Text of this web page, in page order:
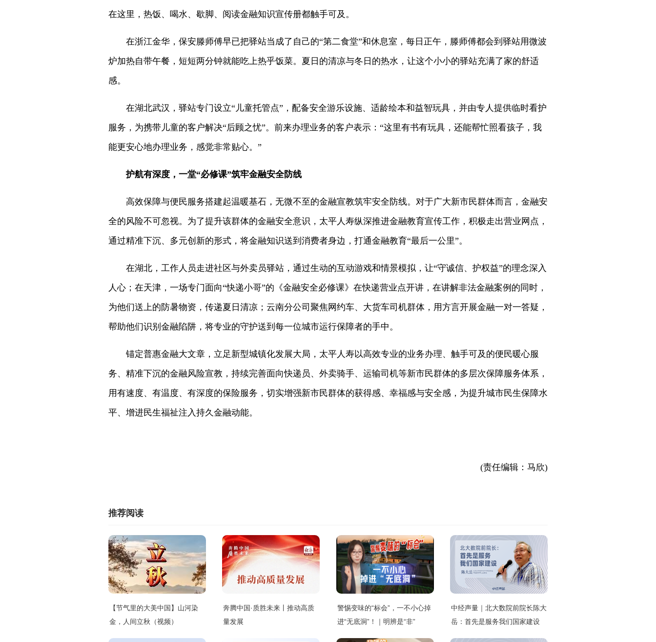
在这里，热饭、喝水、歇脚、阅读金融知识宣传册都触手可及。
在浙江金华，保安滕师傅早已把驿站当成了自己的“第二食堂”和休息室，每日正午，滕师傅都会到驿站用微波
炉加热自带午餐，短短两分钟就能吃上热乎饭菜。夏日的清凉与冬日的热水，让这个小小的驿站充满了家的舒适
感。
在湖北武汉，驿站专门设立“儿童托管点”，配备安全游乐设施、适龄绘本和益智玩具，并由专人提供临时看护
服务，为携带儿童的客户解决“后顾之忧”。前来办理业务的客户表示：“这里有书有玩具，还能帮忙照看孩子，我
能更安心地办理业务，感觉非常贴心。”
‌护航有深度，一堂“必修课”筑牢金融安全防线‌
高效保障与便民服务搭建起温暖基石，无微不至的金融宣教筑牢安全防线。对于广大新市民群体而言，金融安
全的风险不可忽视。为了提升该群体的金融安全意识，太平人寿纵深推进金融教育宣传工作，积极走出营业网点，
通过精准下沉、多元创新的形式，将金融知识送到消费者身边，打通金融教育“最后一公里”。
在湖北，工作人员走进社区与外卖员驿站，通过生动的互动游戏和情景模拟，让“守诚信、护权益”的理念深入
人心；在天津，一场专门面向“快递小哥”的《金融安全必修课》在快递营业点开讲，在讲解非法金融案例的同时，
为他们送上的防暑物资，传递夏日清凉；云南分公司聚焦网约车、大货车司机群体，用方言开展金融一对一答疑，
帮助他们识别金融陷阱，将专业的守护送到每一位城市运行保障者的手中。
锚定普惠金融大文章，立足新型城镇化发展大局，太平人寿以高效专业的业务办理、触手可及的便民暖心服
务、精准下沉的金融风险宣教，持续完善面向快递员、外卖骑手、运输司机等新市民群体的多层次保障服务体系，
用有速度、有温度、有深度的保险服务，切实增强新市民群体的获得感、幸福感与安全感，为提升城市民生保障水
平、增进民生福祉注入持久金融动能。
(责任编辑：马欣)
推荐阅读
【节气里的大美中国】山河染
金，人间立秋（视频）
奔腾中国·质胜未来丨推动高质
量发展
警惕变味的“标会”，一不小心掉
进“无底洞”！｜明辨是“非”
中经声量｜北大数院前院长陈大
岳：首先是服务我们国家建设